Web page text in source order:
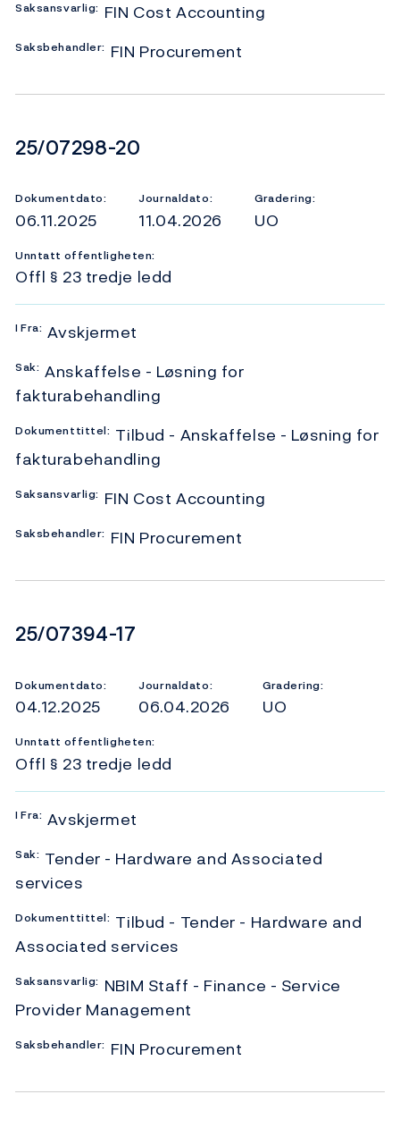
Saksansvarlig: FIN Cost Accounting
Saksbehandler: FIN Procurement
Dokumentnummer
25/07298-20
Dokumentdato:
06.11.2025
Journaldato:
11.04.2026
Gradering:
UO
Unntatt offentligheten:
Offl § 23 tredje ledd
I Fra: Avskjermet
Sak: Anskaffelse - Løsning for
fakturabehandling
Dokumenttittel: Tilbud - Anskaffelse - Løsning for
fakturabehandling
Saksansvarlig: FIN Cost Accounting
Saksbehandler: FIN Procurement
Dokumentnummer
25/07394-17
Dokumentdato:
04.12.2025
Journaldato:
06.04.2026
Gradering:
UO
Unntatt offentligheten:
Offl § 23 tredje ledd
I Fra: Avskjermet
Sak: Tender - Hardware and Associated
services
Dokumenttittel: Tilbud - Tender - Hardware and
Associated services
Saksansvarlig: NBIM Staff - Finance - Service
Provider Management
Saksbehandler: FIN Procurement